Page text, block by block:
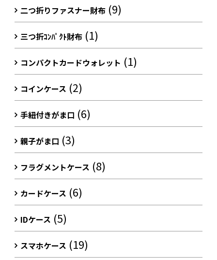
二つ折りファスナー財布 (9)
三つ折ｺﾝﾊﾟｸﾄ財布 (1)
コンパクトカードウォレット (1)
コインケース (2)
手紐付きがま口 (6)
親子がま口 (3)
フラグメントケース (8)
カードケース (6)
IDケース (5)
スマホケース (19)